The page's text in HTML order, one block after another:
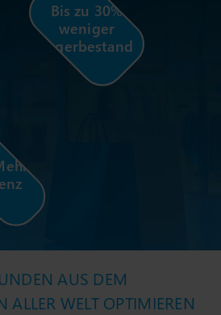
Bis zu 30%
weniger
Lagerbestand
AUS DEM
ALLER WELT OPTIMIEREN